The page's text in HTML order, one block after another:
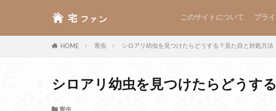
このサイトについて プラ
HOME 害虫 シロアリ幼虫を見つけたらどうする？見た目と対処方法
シロアリ幼虫を見つけたらどうす
害虫